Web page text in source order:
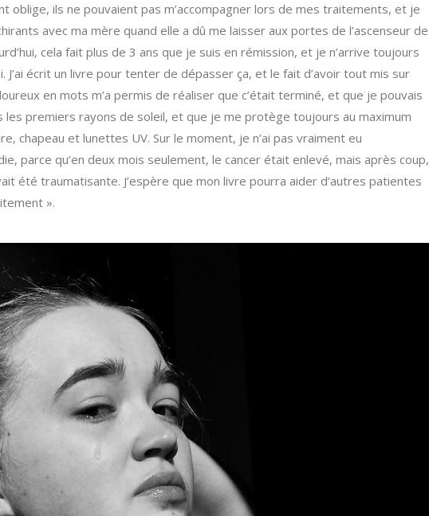
oblige, ils ne pouvaient pas m’accompagner lors de mes traitements, et je
avec ma mère quand elle a dû me laisser aux portes de l’ascenseur de
cela fait plus de 3 ans que je suis en rémission, et je n’arrive toujours
écrit un livre pour tenter de dépasser ça, et le fait d’avoir tout mis sur
en mots m’a permis de réaliser que c’était terminé, et que je pouvais
les premiers rayons de soleil, et que je me protège toujours au maximum
chapeau et lunettes UV. Sur le moment, je n’ai pas vraiment eu
parce qu’en deux mois seulement, le cancer était enlevé, mais après coup,
été traumatisante. J’espère que mon livre pourra aider d’autres patientes
».